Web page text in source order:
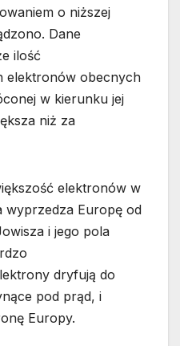
o niższej
Dane
ilość
elektronów obecnych
w kierunku jej
niż za
elektronów w
wyprzedza Europę od
i jego pola
dryfują do
pod prąd, i
Europy.